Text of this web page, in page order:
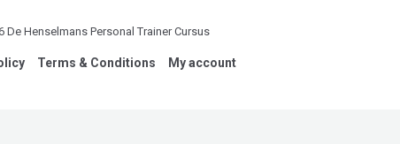
De Henselmans Personal Trainer Cursus
Terms & Conditions My account